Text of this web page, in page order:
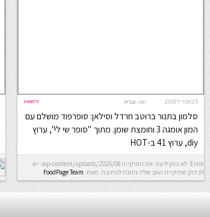
9 באפריל 2018 #48879 שפה: עברית
סלמון בתנור ברוטב חרדל וסילאן: סופרפוד מושלם עם
המון אומגה 3 וחומצת שומן. מתוך "סופר שי לי", ערוץ
diy, ערוץ 41 ב-HOT
Error: לא ניתן ליצור את התיקייה wp-content/uploads/2026/08. יש
לבדוק שתיקיית האב שלה ניתנת לכתיבה. מאת: FoodPage Team